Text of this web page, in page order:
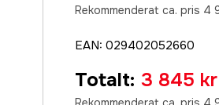
Rekommenderat ca. pris 4
EAN: 029402052660
Totalt: 3 845 kr